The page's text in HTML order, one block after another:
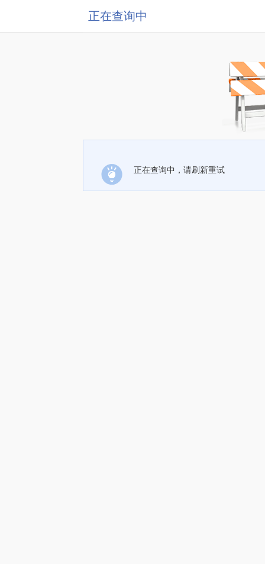
正在查询中
正在查询中，请刷新重试